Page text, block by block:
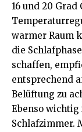
16 und 20
warmer Raum
die
schaffen,
entsprechend
Belüftung zu
Ebenso wichtig
Schlafzimmer.